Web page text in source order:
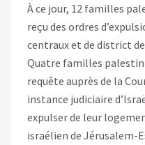
À ce jour, 12 familles
reçu des ordres
centraux et de district
Quatre familles
requête auprès de la
instance judiciaire
expulser de leur
israélien de Jérusalem-